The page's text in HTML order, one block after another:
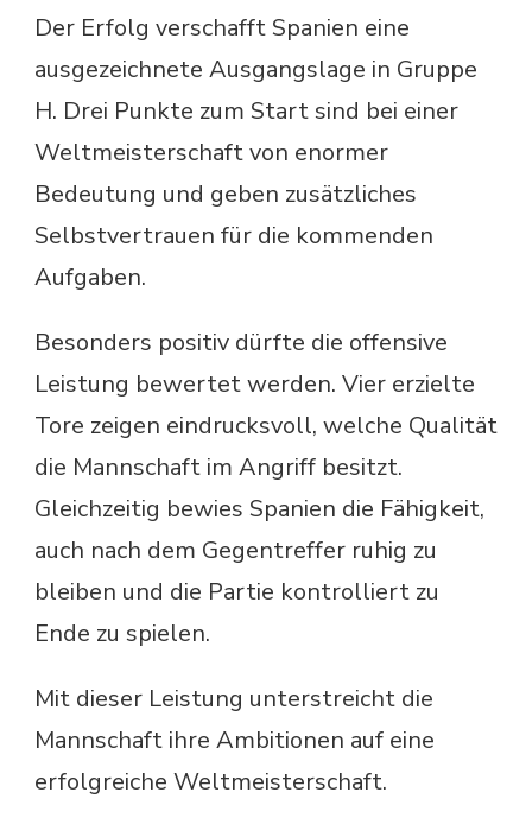
Der Erfolg verschafft Spanien eine
ausgezeichnete Ausgangslage in Gruppe
H. Drei Punkte zum Start sind bei einer
Weltmeisterschaft von enormer
Bedeutung und geben zusätzliches
Selbstvertrauen für die kommenden
Aufgaben.
Besonders positiv dürfte die offensive
Leistung bewertet werden. Vier erzielte
Tore zeigen eindrucksvoll, welche Qualität
die Mannschaft im Angriff besitzt.
Gleichzeitig bewies Spanien die Fähigkeit,
auch nach dem Gegentreffer ruhig zu
bleiben und die Partie kontrolliert zu
Ende zu spielen.
Mit dieser Leistung unterstreicht die
Mannschaft ihre Ambitionen auf eine
erfolgreiche Weltmeisterschaft.